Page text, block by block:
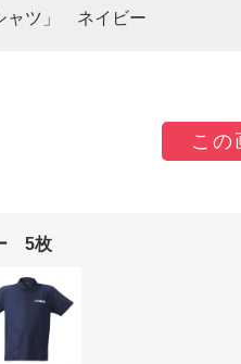
ャツ」 ネイビー
この
5枚